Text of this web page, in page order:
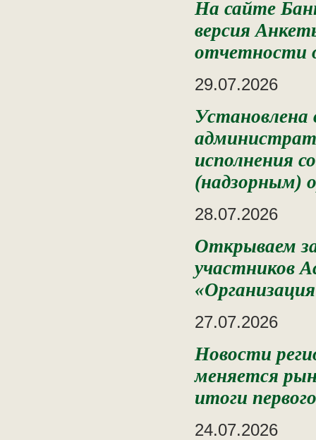
На сайте
версия
отчетности
29.07.2026
исполнения
(надзорным)
28.07.2026
Открываем
участников
27.07.2026
Новости
меняется
итоги
24.07.2026